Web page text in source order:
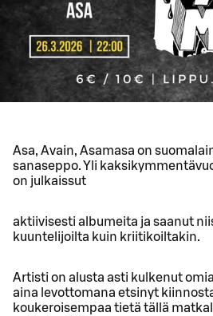
Asa, Avain, Asamasa on
sanaseppo. Yli
on julkaissut
aktiivisesti albumeita ja saanut
kuuntelijoilta kuin kriitikoiltakin.
Artisti on alusta asti kulkenut
aina levottomana etsinyt
koukeroisempaa tietä tällä